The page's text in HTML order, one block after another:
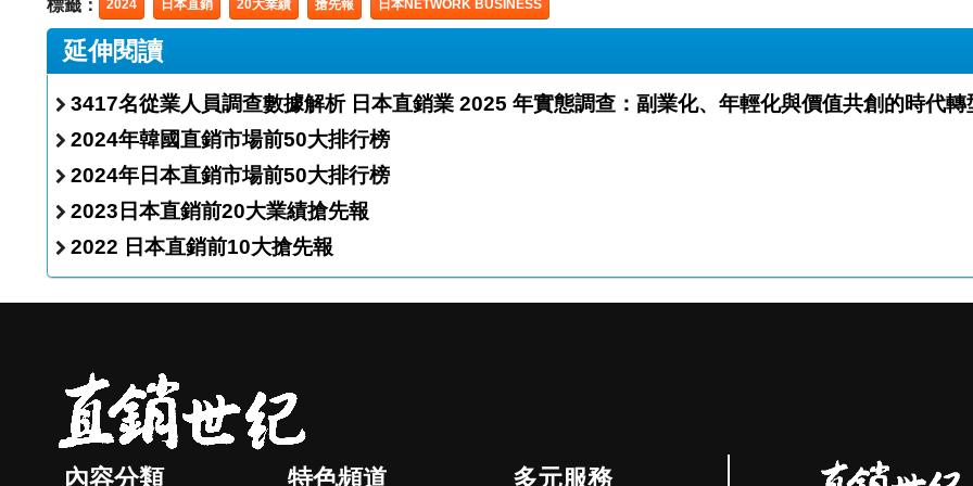
標籤： 2024 日本直銷 20大業績 搶先報 日本NETWORK BUSINESS
延伸閱讀
3417名從業人員調查數據解析 日本直銷業 2025 年實態調查：副業化、年輕化與價值共創的時代
2024年韓國直銷市場前50大排行榜
2024年日本直銷市場前50大排行榜
2023日本直銷前20大業績搶先報
2022 日本直銷前10大搶先報
內容分類 特色頻道 多元服務